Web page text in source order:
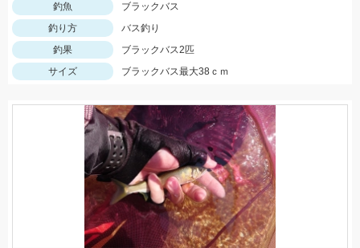
釣魚
ブラックバス
釣り方
バス釣り
釣果
ブラックバス2匹
サイズ
ブラックバス最大38ｃｍ